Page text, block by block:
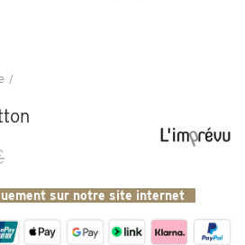
sur notre site internet